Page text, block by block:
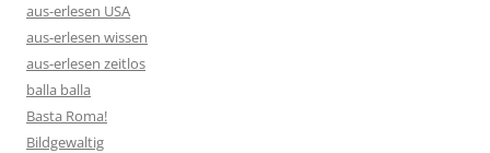
aus-erlesen USA
aus-erlesen wissen
aus-erlesen zeitlos
balla balla
Basta Roma!
Bildgewaltig